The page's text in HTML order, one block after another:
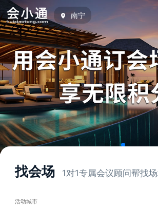
南宁
找会场 1对1专属会议顾问帮找
活动城市